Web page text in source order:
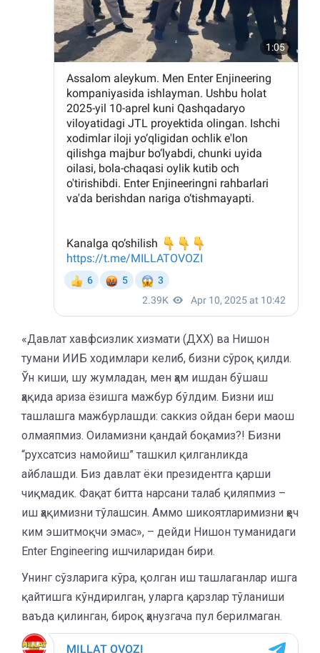
«Давлат хавфсизлик хизмати (ДХХ) ва Нишон
тумани ИИБ ходимлари келиб, бизни сўроқ қилди.
Ўн киши, шу жумладан, мен ҳам ишдан бўшаш
ҳақида ариза ёзишга мажбур бўлдим. Бизни иш
ташлашга мажбурлашди: саккиз ойдан бери маош
олмаяпмиз. Оиламизни қандай боқамиз?! Бизни
“рухсатсиз намойиш” ташкил қилганликда
айблашди. Биз давлат ёки президентга қарши
чиқмадик. Фақат битта нарсани талаб қиляпмиз –
иш ҳақимизни тўлашсин. Аммо шикоятларимизни ҳеч
ким эшитмоқчи эмас», – дейди Нишон туманидаги
Enter Engineering ишчиларидан бири.
Унинг сўзларига кўра, қолган иш ташлаганлар ишга
қайтишга кўндирилган, уларга қарзлар тўланиши
ваъда қилинган, бироқ ҳанузгача пул берилмаган.